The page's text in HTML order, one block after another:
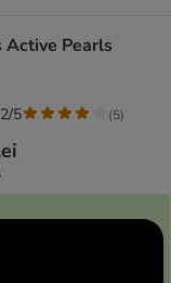
Active Pearls
5 (5)